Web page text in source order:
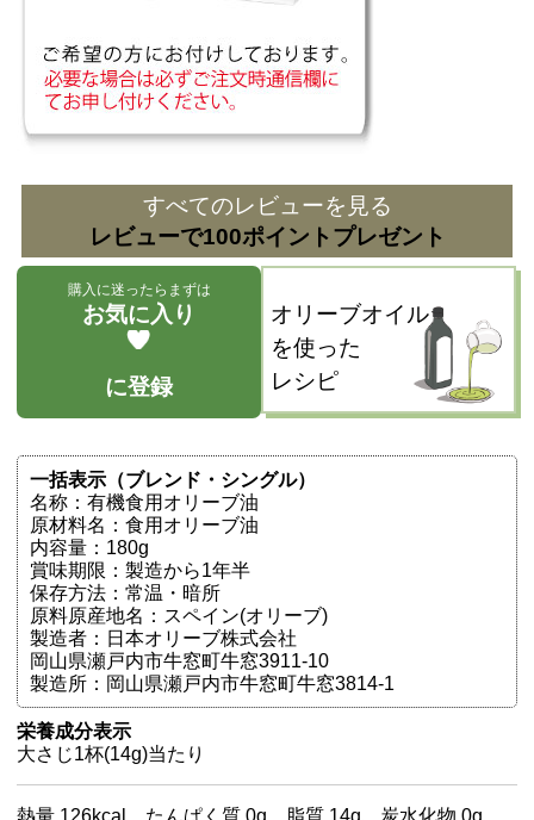
すべてのレビューを見る
レビューで100ポイントプレゼント
購入に迷ったらまずは
お気に入り
に登録
オリーブオイル
を使った
レシピ
一括表示（ブレンド・シングル）
名称：有機食用オリーブ油
原材料名：食用オリーブ油
内容量：180g
賞味期限：製造から1年半
保存方法：常温・暗所
原料原産地名：スペイン(オリーブ)
製造者：日本オリーブ株式会社
岡山県瀬戸内市牛窓町牛窓3911-10
製造所：岡山県瀬戸内市牛窓町牛窓3814-1
栄養成分表示
大さじ1杯(14g)当たり
熱量 126kcal、たんぱく質 0g、脂質 14g、炭水化物 0g、